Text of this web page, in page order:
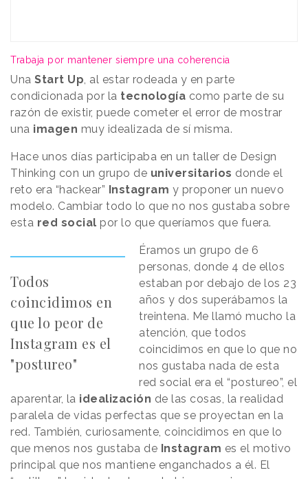
Trabaja por mantener siempre una coherencia
Una Start Up, al estar rodeada y en parte
condicionada por la tecnología como parte de su
razón de existir, puede cometer el error de mostrar
una imagen muy idealizada de sí misma.
Hace unos días participaba en un taller de Design
Thinking con un grupo de universitarios donde el
reto era “hackear” Instagram y proponer un nuevo
modelo. Cambiar todo lo que no nos gustaba sobre
esta red social por lo que queríamos que fuera.
Todos
coincidimos en
que lo peor de
Instagram es el
"postureo"
Éramos un grupo de 6
personas, donde 4 de ellos
estaban por debajo de los 23
años y dos superábamos la
treintena. Me llamó mucho la
atención, que todos
coincidimos en que lo que no
nos gustaba nada de esta
red social era el “postureo”, el
aparentar, la idealización de las cosas, la realidad
paralela de vidas perfectas que se proyectan en la
red. También, curiosamente, coincidimos en que lo
que menos nos gustaba de Instagram es el motivo
principal que nos mantiene enganchados a él. El